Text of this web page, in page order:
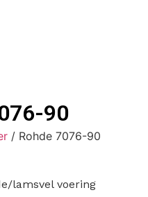
90
/ Rohde 7076-90
lamsvel voering